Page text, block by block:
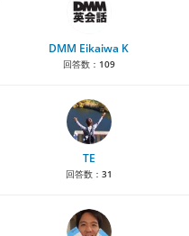
DMM Eikaiwa K
回答数： 109
TE
回答数： 31